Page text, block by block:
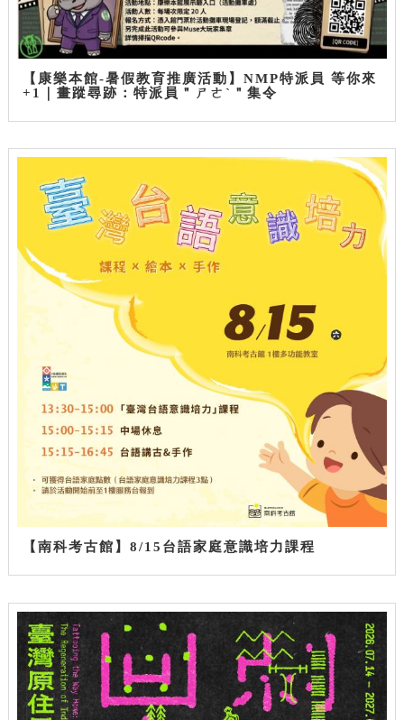
【康樂本館-暑假教育推廣活動】NMP特派員 等你來
+1｜畫蹤尋跡：特派員＂ㄕㄜˋ＂集令
【南科考古館】8/15台語家庭意識培力課程